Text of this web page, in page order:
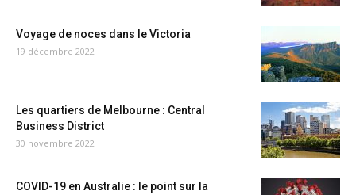
Voyage de noces dans le Victoria
19 décembre 2022
Les quartiers de Melbourne : Central
Business District
30 novembre 2022
COVID-19 en Australie : le point sur la